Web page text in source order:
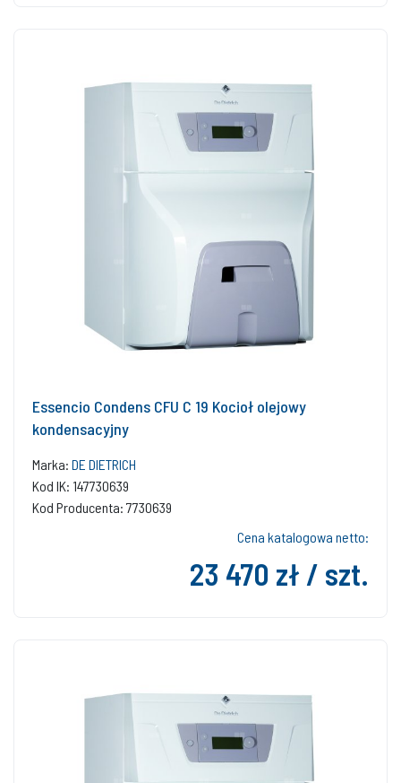
Essencio Condens CFU C 19 Kocioł olejowy
kondensacyjny
Marka: DE DIETRICH
Kod IK: 147730639
Kod Producenta: 7730639
Cena katalogowa netto:
23 470 zł / szt.